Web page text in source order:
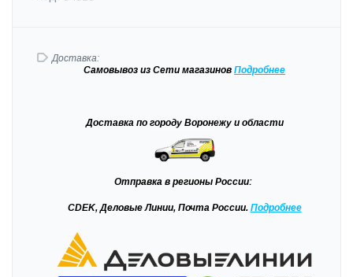
Доставка:
Самовывоз из Сети магазинов Подробнее
Доставка по городу Воронежу и области
Отправка в регионы России:
CDEK, Деловые Линии, Почта России. Подробнее